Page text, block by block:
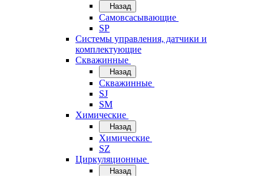
Назад
Самовсасывающие
SP
Системы управления, датчики и
комплектующие
Скважинные
Назад
Скважинные
SJ
SM
Химические
Назад
Химические
SZ
Циркуляционные
Назад